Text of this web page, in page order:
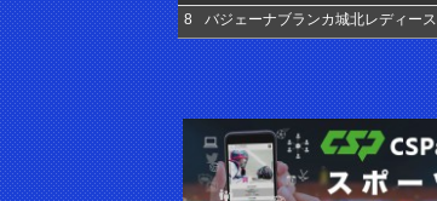
8 バジェーナブランカ城北レディース